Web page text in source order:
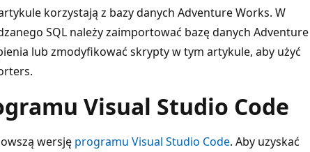
korzystają z bazy danych Adventure Works. W
SQL należy zaimportować bazę danych Adventure
lub zmodyfikować skrypty w tym artykule, aby użyć
Visual Studio Code
wersję programu Visual Studio Code. Aby uzyskać